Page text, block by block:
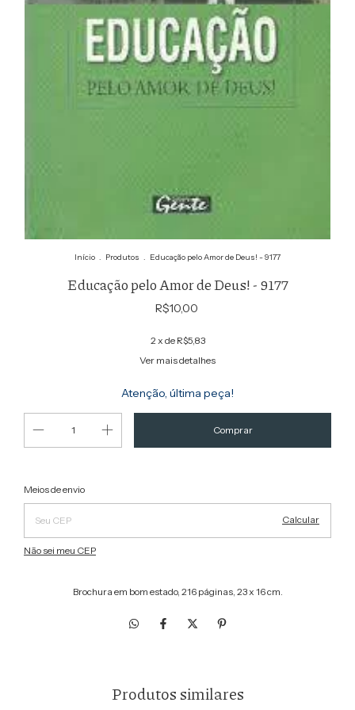
Início . Produtos . Educação pelo Amor de Deus! - 9177
Educação pelo Amor de Deus! - 9177
R$10,00
2 x de R$5,83
Ver mais detalhes
Atenção, última peça!
Entregas para o CEP:
Meios de envio
Calcular
Não sei meu CEP
Brochura em bom estado, 216 páginas, 23 x 16 cm.
Produtos similares